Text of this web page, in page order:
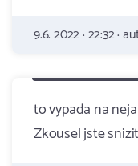
9.6. 2022 · 22:32 ·
to vypada na
Zkousel jste